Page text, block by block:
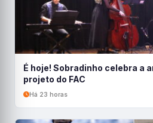
É hoje! Sobradinho celebra a
projeto do FAC
Há 23 horas